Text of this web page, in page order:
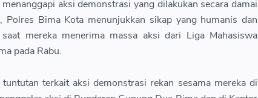
aksi demonstrasi yang dilakukan secara damai
Polres Bima Kota menunjukkan sikap yang humanis dan
mereka menerima massa aksi dari Liga Mahasiswa
pada Rabu.
terkait aksi demonstrasi rekan sesama mereka di